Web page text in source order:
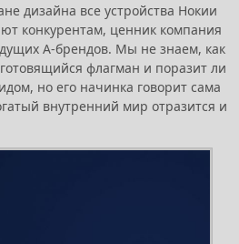
дизайна все устройства Нокии
конкурентам, ценник компания
А-брендов. Мы не знаем, как
флагман и поразит ли
но его начинка говорит сама
внутренний мир отразится и